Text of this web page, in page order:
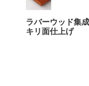
ラバーウッド集
キリ面仕上げ